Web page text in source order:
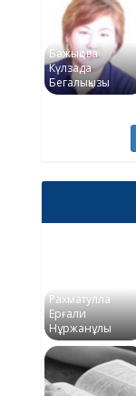
Бажықова
Күлзада
Бегалықызы
Рахматулла
Ерғали
Нұржанұлы